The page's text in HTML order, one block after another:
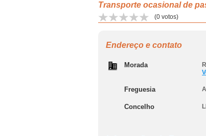
Transporte ocasional de
(0 votos)
Endereço e contato
Morada
Freguesia
Concelho